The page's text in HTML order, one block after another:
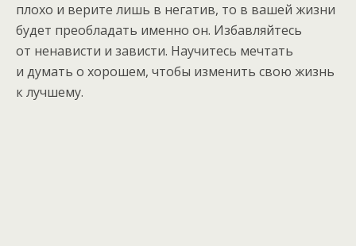
плохо и верите лишь в негатив, то в вашей жизни
будет преобладать именно он. Избавляйтесь
от ненависти и зависти. Научитесь мечтать
и думать о хорошем, чтобы изменить свою жизнь
к лучшему.